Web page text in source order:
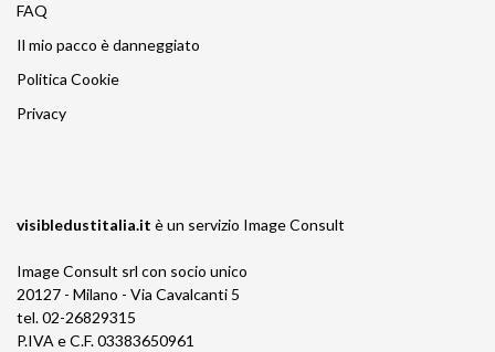
FAQ
Il mio pacco è danneggiato
Politica Cookie
Privacy
visibledustitalia.it è un servizio Image Consult
Image Consult srl con socio unico
20127 - Milano - Via Cavalcanti 5
tel. 02-26829315
P.IVA e C.F. 03383650961